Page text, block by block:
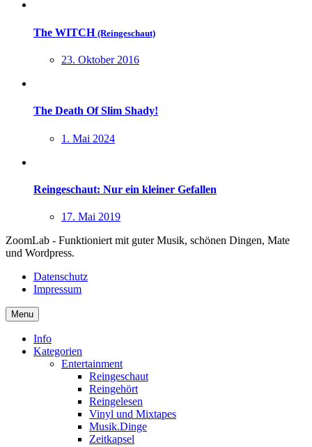
The WITCH (Reingeschaut)
23. Oktober 2016
The Death Of Slim Shady!
1. Mai 2024
Reingeschaut: Nur ein kleiner Gefallen
17. Mai 2019
ZoomLab - Funktioniert mit guter Musik, schönen Dingen, Mate
und Wordpress.
Datenschutz
Impressum
Menu
Info
Kategorien
Entertainment
Reingeschaut
Reingehört
Reingelesen
Vinyl und Mixtapes
Musik.Dinge
Zeitkapsel